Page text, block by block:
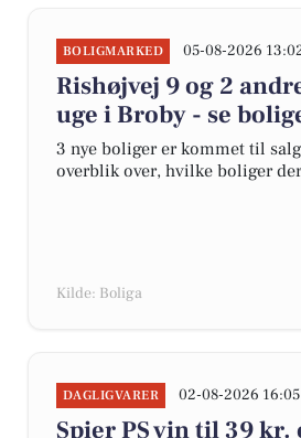
BOLIGMARKED 05-08-2026
Rishøjvej 9 og 2
uge i Broby - se
3 nye boliger er kommet til
overblik over, hvilke boliger
Kilde: Boliga
DAGLIGVARER 02-08-2026 16:05
Spier PS vin til 39